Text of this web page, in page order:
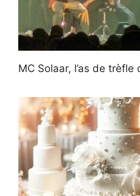
MC Solaar, l’as de